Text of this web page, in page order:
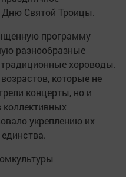
Дню Святой Троицы.
программу
разнообразные
хороводы.
которые не
концерты, но и
коллективных
укреплению их